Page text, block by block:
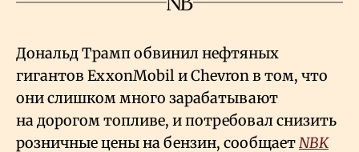
Дональд Трамп обвинил нефтяных
гигантов ExxonMobil и Chevron в том, что
они слишком много зарабатывают
на дорогом топливе, и потребовал снизить
розничные цены на бензин, сообщаетNBK